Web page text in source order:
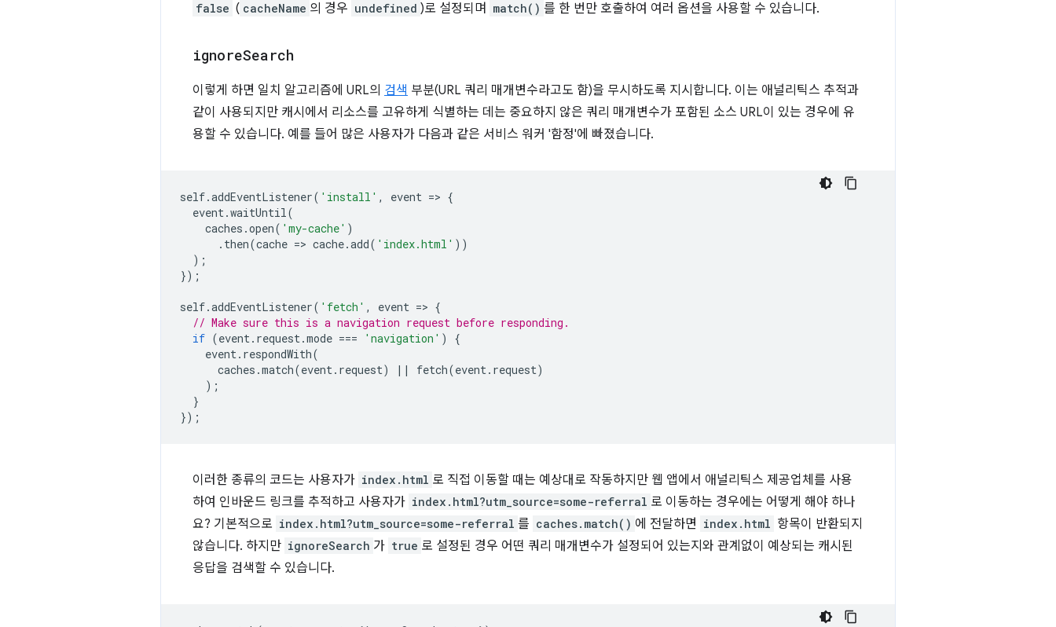
false ( cacheName 의 경우 undefined )로 설정되며 match() 를 한 번만 호출하여 여러 옵션을 사용할 수 있습니다.
ignoreSearch
이렇게 하면 일치 알고리즘에 URL의 검색 부분(URL 쿼리 매개변수라고도 함)을 무시하도록 지시합니다. 이는 애널리틱스 추적과
같이 사용되지만 캐시에서 리소스를 고유하게 식별하는 데는 중요하지 않은 쿼리 매개변수가 포함된 소스 URL이 있는 경우에 유
용할 수 있습니다. 예를 들어 많은 사용자가 다음과 같은 서비스 워커 '함정'에 빠졌습니다.
self.addEventListener( 'install' , event => {
event.waitUntil(
caches .open( 'my-cache' )
. then(cache => cache.add( 'index.html' ))
);
});
self.addEventListener( 'fetch' , event => {
// Make sure this is a navigation request before responding.
if (event. request.mode === 'navigation' )
{
event. respondWith(
caches .match(event. request) || fetch(event. request)
);
}
});
이러한 종류의 코드는 사용자가 index.html 로 직접 이동할 때는 예상대로 작동하지만 웹 앱에서 애널리틱스 제공업체를 사용
하여 인바운드 링크를 추적하고 사용자가 index.html?utm_source=some-referral 로 이동하는 경우에는 어떻게 해야 하나
요? 기본적으로 index.html?utm_source=some-referral 를 caches.match() 에 전달하면 index.html 항목이 반환되지
않습니다. 하지만 ignoreSearch 가 true 로 설정된 경우 어떤 쿼리 매개변수가 설정되어 있는지와 관계없이 예상되는 캐시된
응답을 검색할 수 있습니다.